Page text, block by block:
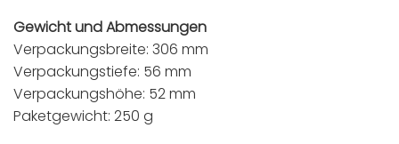
Gewicht und Abmessungen
Verpackungsbreite: 306 mm
Verpackungstiefe: 56 mm
Verpackungshöhe: 52 mm
Paketgewicht: 250 g